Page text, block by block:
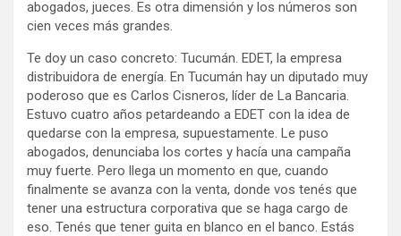
abogados, jueces. Es otra dimensión y los números son
cien veces más grandes.
Te doy un caso concreto: Tucumán. EDET, la empresa
distribuidora de energía. En Tucumán hay un diputado muy
poderoso que es Carlos Cisneros, líder de La Bancaria.
Estuvo cuatro años petardeando a EDET con la idea de
quedarse con la empresa, supuestamente. Le puso
abogados, denunciaba los cortes y hacía una campaña
muy fuerte. Pero llega un momento en que, cuando
finalmente se avanza con la venta, donde vos tenés que
tener una estructura corporativa que se haga cargo de
eso. Tenés que tener guita en blanco en el banco. Estás